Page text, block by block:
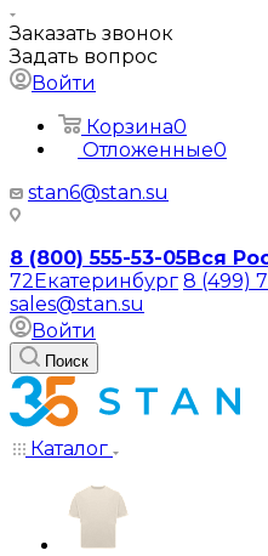
Заказать звонок
Задать вопрос
Войти
Корзина0
Отложенные0
stan6@stan.su
8 (800) 555-53-05Вся
72Екатеринбург 8 (499)
sales@stan.su
Войти
Поиск
Каталог